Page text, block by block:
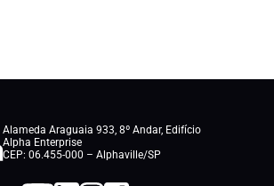
Alameda Araguaia 933, 8º Andar, Edifício
Alpha Enterprise
CEP: 06.455-000 – Alphaville/SP